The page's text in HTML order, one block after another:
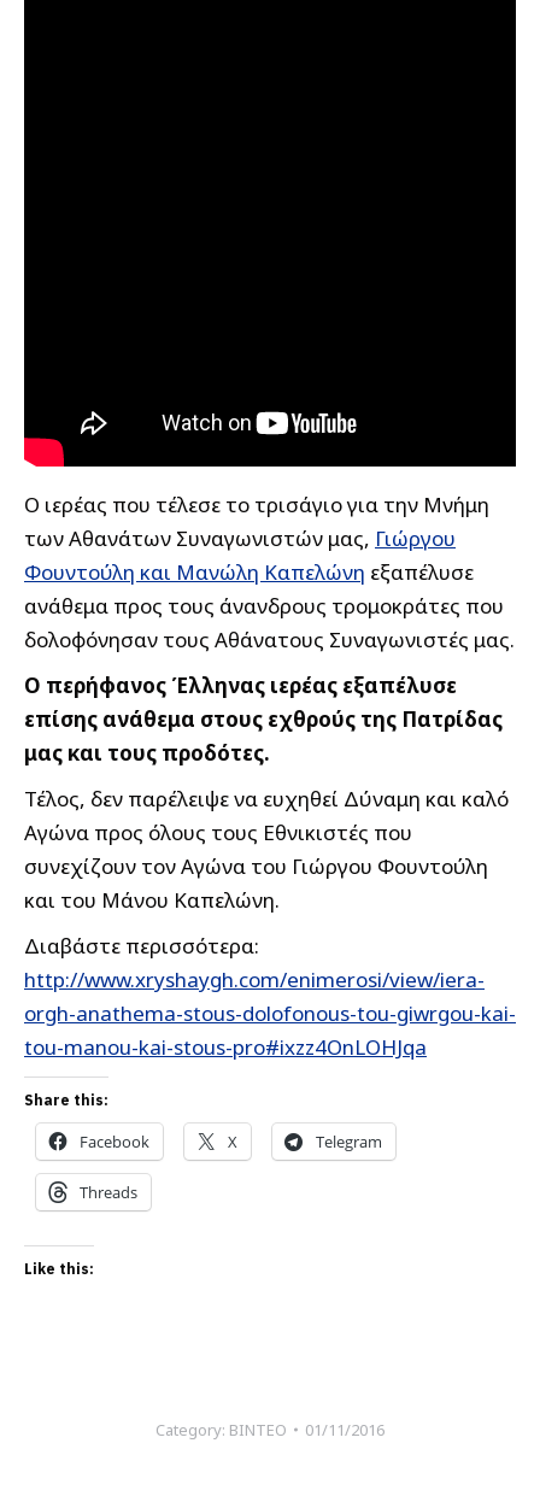
Ο ιερέας που τέλεσε το τρισάγιο για την Μνήμη
των Αθανάτων Συναγωνιστών μας, Γιώργου
Φουντούλη και Μανώλη Καπελώνη εξαπέλυσε
ανάθεμα προς τους άνανδρους τρομοκράτες που
δολοφόνησαν τους Αθάνατους Συναγωνιστές μας.
Ο περήφανος Έλληνας ιερέας εξαπέλυσε
επίσης ανάθεμα στους εχθρούς της Πατρίδας
μας και τους προδότες.
Τέλος, δεν παρέλειψε να ευχηθεί Δύναμη και καλό
Αγώνα προς όλους τους Εθνικιστές που
συνεχίζουν τον Αγώνα του Γιώργου Φουντούλη
και του Μάνου Καπελώνη.
Διαβάστε περισσότερα:
http://www.xryshaygh.com/enimerosi/view/iera-
orgh-anathema-stous-dolofonous-tou-giwrgou-kai-
tou-manou-kai-stous-pro#ixzz4OnLOHJqa
Share this:
Facebook X Telegram
Threads
Like this:
Category: ΒΙΝΤΕΟ 01/11/2016